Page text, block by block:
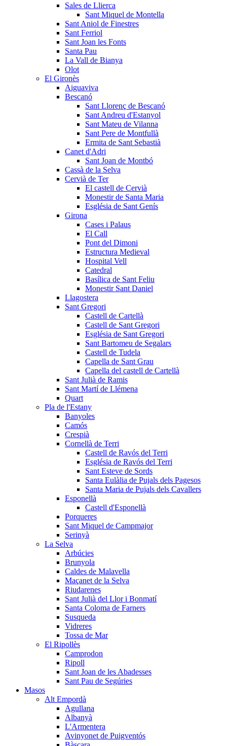
Sales de Llierca
Sant Miquel de Montella
Sant Aniol de Finestres
Sant Ferriol
Sant Joan les Fonts
Santa Pau
La Vall de Bianya
Olot
El Gironès
Aiguaviva
Bescanó
Sant Llorenç de Bescanó
Sant Andreu d'Estanyol
Sant Mateu de Vilanna
Sant Pere de Montfullà
Ermita de Sant Sebastià
Canet d'Adri
Sant Joan de Montbó
Cassà de la Selva
Cervià de Ter
El castell de Cervià
Monestir de Santa Maria
Església de Sant Genís
Girona
Cases i Palaus
El Call
Pont del Dimoni
Estructura Medieval
Hospital Vell
Catedral
Basílica de Sant Feliu
Monestir Sant Daniel
Llagostera
Sant Gregori
Castell de Cartellà
Castell de Sant Gregori
Església de Sant Gregori
Sant Bartomeu de Segalars
Castell de Tudela
Capella de Sant Grau
Capella del castell de Cartellà
Sant Julià de Ramis
Sant Martí de Llémena
Quart
Pla de l'Estany
Banyoles
Camós
Crespià
Cornellà de Terri
Castell de Ravós del Terri
Església de Ravós del Terri
Sant Esteve de Sords
Santa Eulàlia de Pujals dels Pagesos
Santa Maria de Pujals dels Cavallers
Esponellà
Castell d'Esponellà
Porqueres
Sant Miquel de Campmajor
Serinyà
La Selva
Arbúcies
Brunyola
Caldes de Malavella
Maçanet de la Selva
Riudarenes
Sant Julià del Llor i Bonmatí
Santa Coloma de Farners
Susqueda
Vidreres
Tossa de Mar
El Ripollès
Camprodon
Ripoll
Sant Joan de les Abadesses
Sant Pau de Segúries
Masos
Alt Empordà
Agullana
Albanyà
L'Armentera
Avinyonet de Puigventós